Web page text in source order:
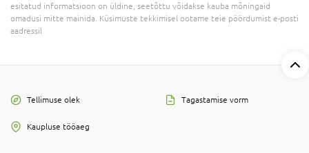
esitatud informatsioon on üldine, seetõttu võidakse kauba mõningaid
omadusi mitte mainida. Küsimuste tekkimisel ootame teie pöördumist e-posti
aadressil
Tellimuse olek Tagastamise vorm
Kaupluse tööaeg